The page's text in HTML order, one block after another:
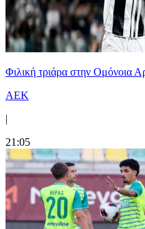
Φιλική τριάρα στην Ομόνοια
ΑΕΚ
|
21:05